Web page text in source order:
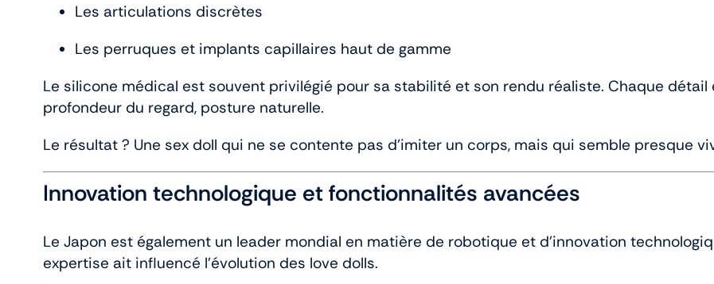
Les articulations discrètes
Les perruques et implants capillaires haut de gamme
Le silicone médical est souvent privilégié pour sa stabilité et son rendu réaliste. Chaque
profondeur du regard, posture naturelle.
Le résultat ? Une sex doll qui ne se contente pas d’imiter un corps, mais qui semble presque
Innovation technologique et fonctionnalités avancées
Le Japon est également un leader mondial en matière de robotique et d’innovation
expertise ait influencé l’évolution des love dolls.